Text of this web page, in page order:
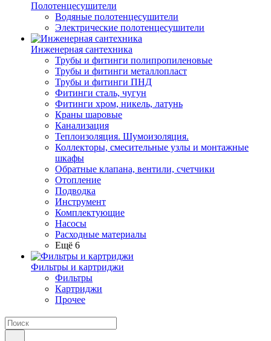
Полотенцесушители
Водяные полотенцесушители
Электрические полотенцесушители
Инженерная сантехника
Трубы и фитинги полипропиленовые
Трубы и фитинги металлопласт
Трубы и фитинги ПНД
Фитинги сталь, чугун
Фитинги хром, никель, латунь
Краны шаровые
Канализация
Теплоизоляция. Шумоизоляция.
Коллекторы, смесительные узлы и монтажные
шкафы
Обратные клапана, вентили, счетчики
Отопление
Подводка
Инструмент
Комплектующие
Насосы
Расходные материалы
Ещё 6
Фильтры и картриджи
Фильтры
Картриджи
Прочее